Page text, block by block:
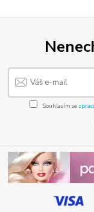
Souhlasím se